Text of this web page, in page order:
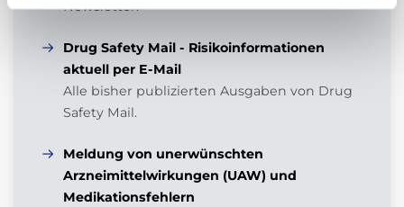
Newsletter.
Drug Safety Mail - Risikoinformationen
aktuell per E-Mail
Alle bisher publizierten Ausgaben von Drug
Safety Mail.
Meldung von unerwünschten
Arzneimittelwirkungen (UAW) und
Medikationsfehlern